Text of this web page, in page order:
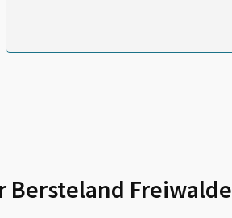
Bersteland Freiwalde